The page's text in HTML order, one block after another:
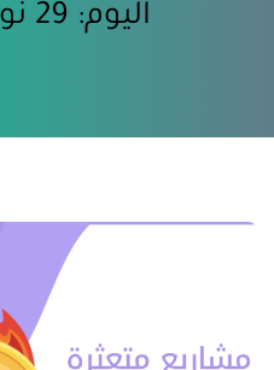
اليوم: 29 نوفمبر، 2021